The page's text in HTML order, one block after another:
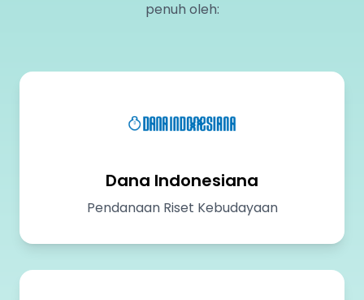
penuh oleh:
Dana Indonesiana
Pendanaan Riset Kebudayaan